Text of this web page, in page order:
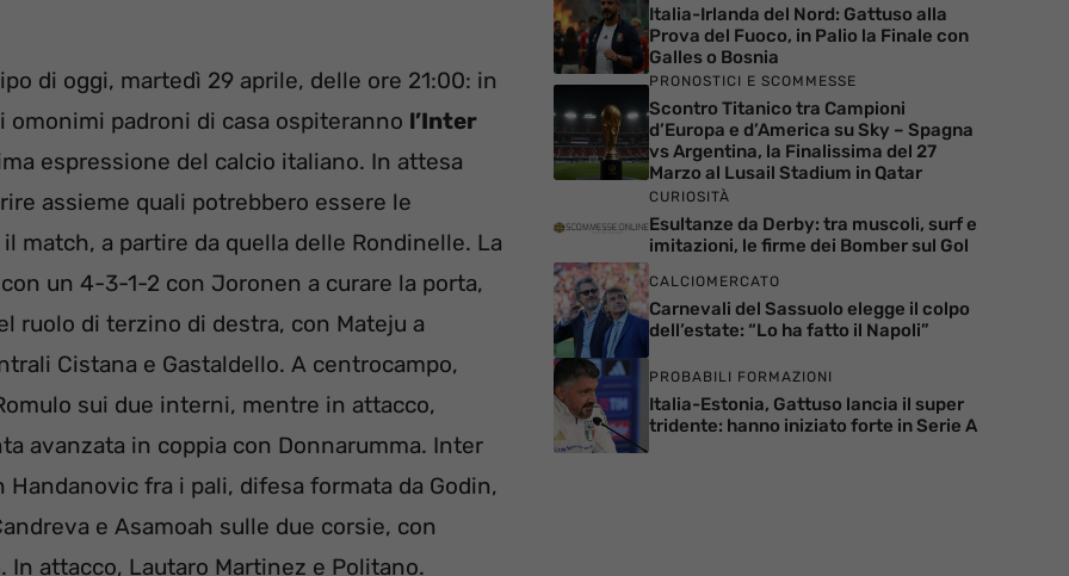
di oggi, martedì 29 aprile, delle ore 21:00: in
omonimi padroni di casa ospiteranno l’Inter
espressione del calcio italiano. In attesa
assieme quali potrebbero essere le
match, a partire da quella delle Rondinelle. La
un 4-3-1-2 con Joronen a curare la porta,
ruolo di terzino di destra, con Mateju a
Cistana e Gastaldello. A centrocampo,
sui due interni, mentre in attacco,
avanzata in coppia con Donnarumma. Inter
fra i pali, difesa formata da Godin,
e Asamoah sulle due corsie, con
In attacco, Lautaro Martinez e Politano.
Italia-Irlanda del Nord: Gattuso alla
Prova del Fuoco, in Palio la Finale con
Galles o Bosnia
PRONOSTICI E SCOMMESSE
Scontro Titanico tra Campioni
d’Europa e d’America su Sky – Spagna
vs Argentina, la Finalissima del 27
Marzo al Lusail Stadium in Qatar
CURIOSITÀ
Esultanze da Derby: tra muscoli, surf e
imitazioni, le firme dei Bomber sul Gol
CALCIOMERCATO
Carnevali del Sassuolo elegge il colpo
dell’estate: “Lo ha fatto il Napoli”
PROBABILI FORMAZIONI
Italia-Estonia, Gattuso lancia il super
tridente: hanno iniziato forte in Serie A